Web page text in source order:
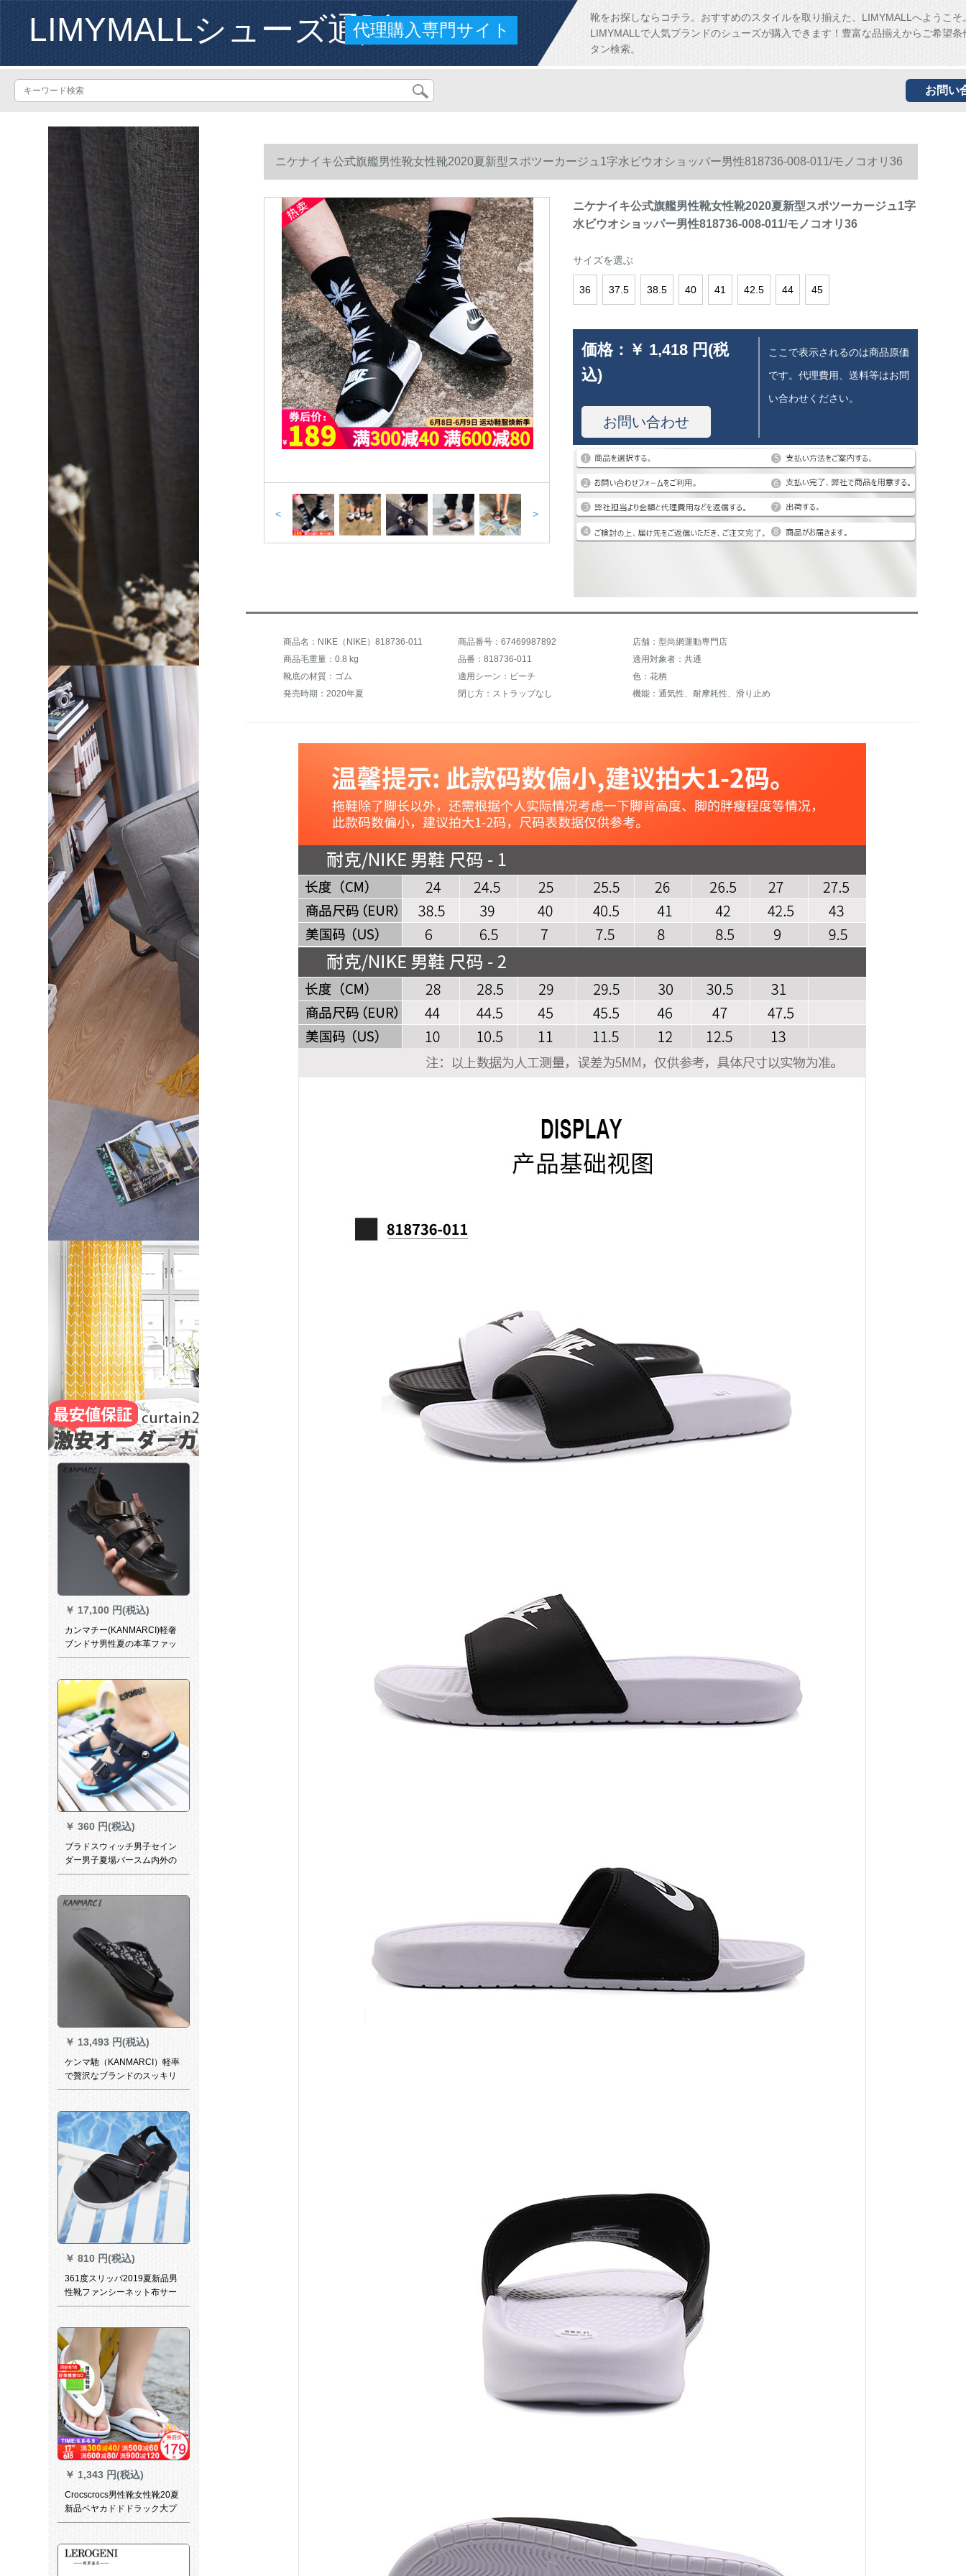
LIMYMALLシューズ通販代理購入専門サイト
靴をお探しならコチラ。おすすめのスタイルを取り揃えた、LIMYMALLへようこそ
LIMYMALLで人気ブランドのシューズが購入できます！豊富な品揃えからご希望条
タン検索。
お問い
￥ 17,100 円(税込)
カンマチー(KANMARCI)軽奢
ブンドサ男性夏の本革ファッ
ク厚底露指ロマ透かしメレン
￥ 360 円(税込)
ブラドスウィッチ男子セイン
ダー男子夏場バースム内外の
ビターブーツ男性穴靴の1つ1
パーの深さと青さの基準番号
￥ 13,493 円(税込)
ケンマ馳（KANMARCI）軽率
で贅沢なブランドのスッキリ
男性2020夏新型の人の字は男
性の室外は足の个性を胁しま
す。
￥ 810 円(税込)
361度スリッパ2019夏新品男
性靴ファンシーネット布サー
676730-2曜石黒/マグリード
￥ 1,343 円(税込)
Crocscrocs男性靴女性靴20夏
新品ベヤカドドドラック大プ
レストロック平底住宅洞靴耐
206233-146/男女同モデル主
押しM 10 W 12/内長28 cm
ニケナイキ公式旗艦男性靴女性靴2020夏新型スポツーカージュ1字水ビウオショッパー男性818736-008-011/モノコオリ36
< >
ニケナイキ公式旗艦男性靴女性靴2020夏新型スポツーカージュ1字
水ビウオショッパー男性818736-008-011/モノコオリ36
サイズを選ぶ
36 37.5 38.5 40 41 42.5 44 45
価格： ￥ 1,418 円(税
込)
お問い合わせ
ここで表示されるのは商品原価
です。代理費用、送料等はお問
い合わせください。
商品名：NIKE（NIKE）818736-011 商品番号：67469987892
店舗：型尚網運動専門店
商品毛重量：0.8 kg
品番：818736-011
適用対象者：共通
靴底の材質：ゴム
適用シーン：ビーチ
色：花柄
発売時期：2020年夏
閉じ方：ストラップなし 機能：通気性、耐摩耗性、滑り止め